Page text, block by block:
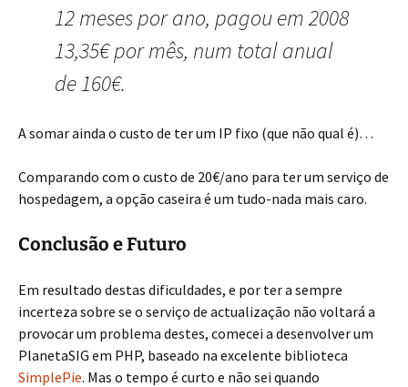
12 meses por ano, pagou em 2008
13,35€ por mês, num total anual
de 160€.
A somar ainda o custo de ter um IP fixo (que não qual é)…
Comparando com o custo de 20€/ano para ter um serviço de
hospedagem, a opção caseira é um tudo-nada mais caro.
Conclusão e Futuro
Em resultado destas dificuldades, e por ter a sempre
incerteza sobre se o serviço de actualização não voltará a
provocar um problema destes, comecei a desenvolver um
PlanetaSIG em PHP, baseado na excelente biblioteca
SimplePie. Mas o tempo é curto e não sei quando